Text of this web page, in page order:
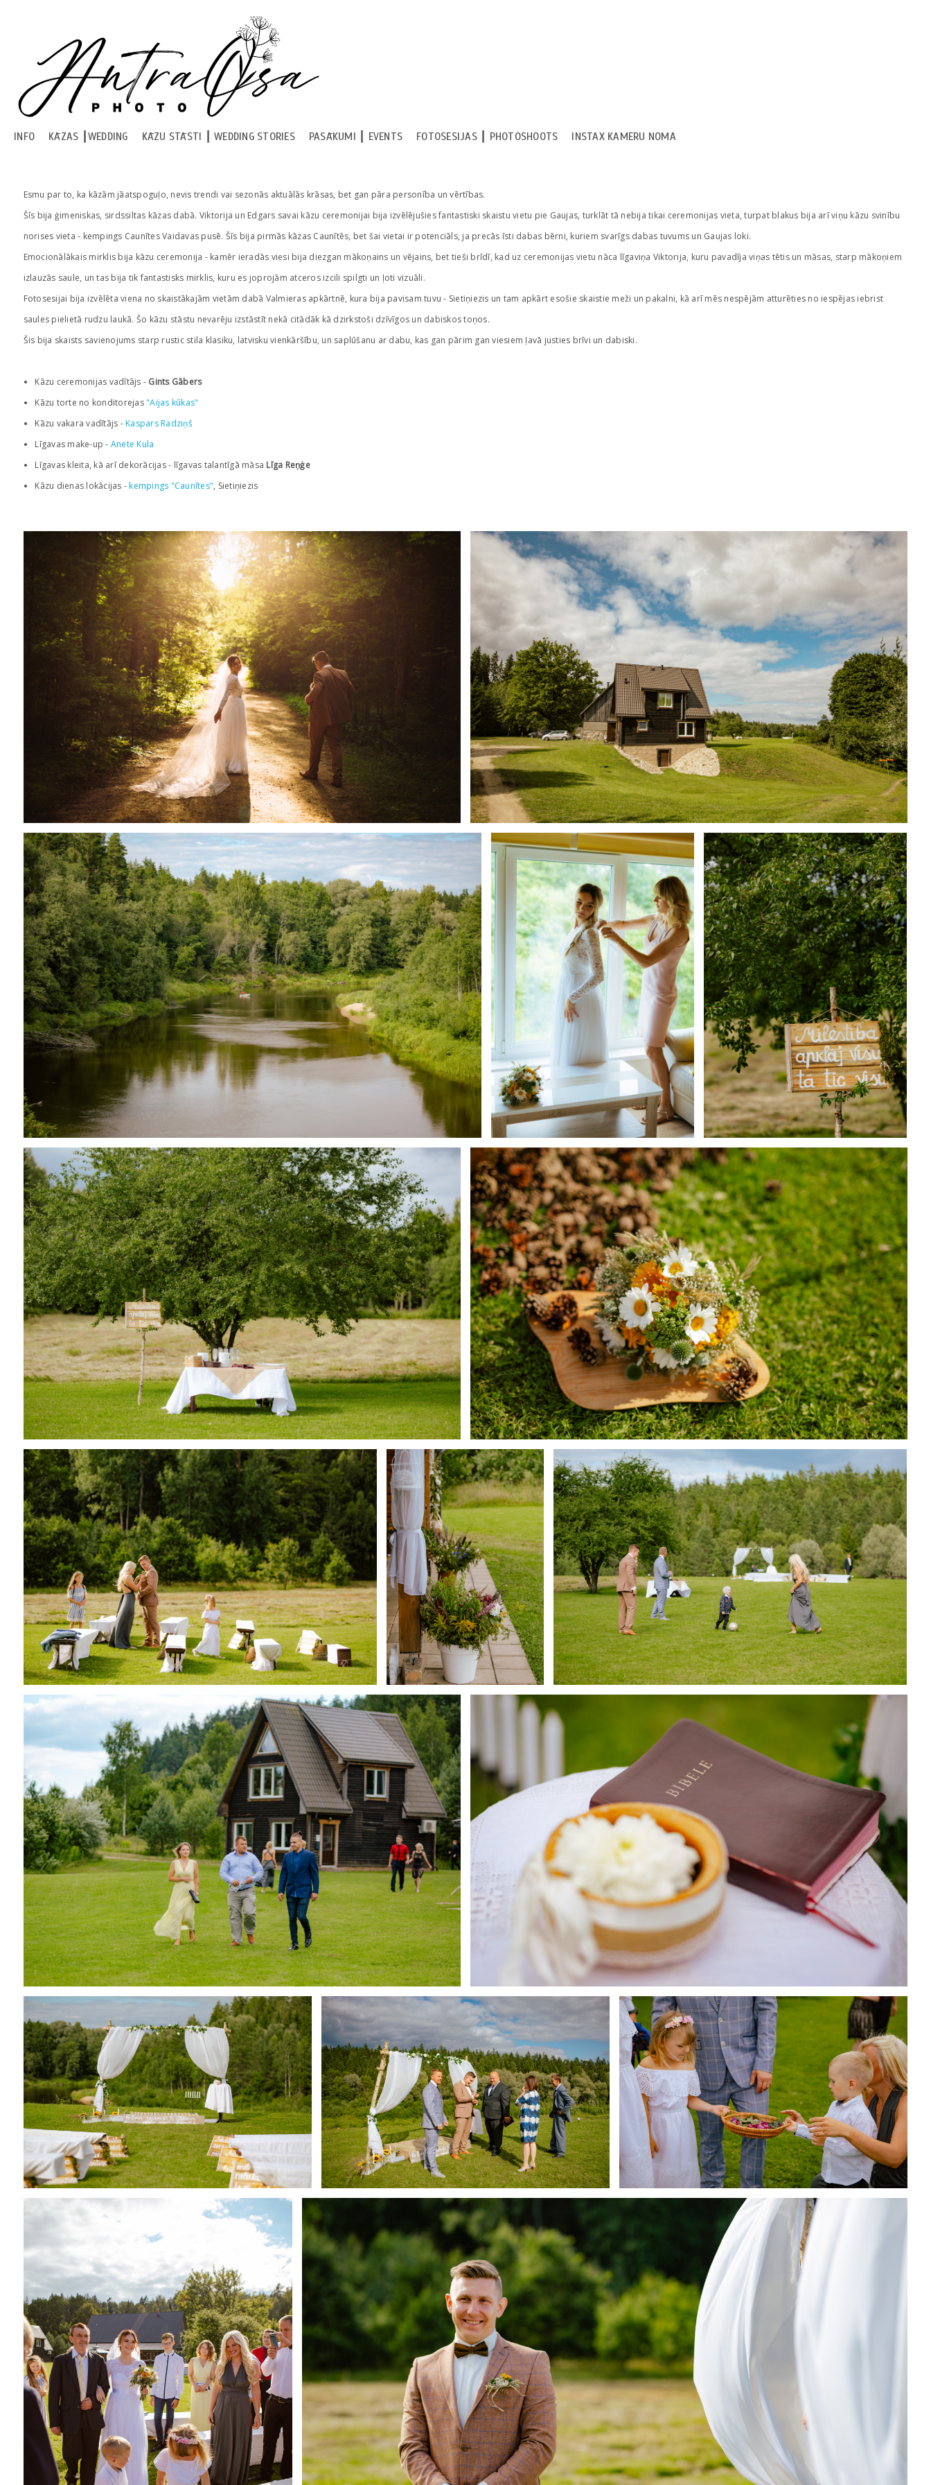
INFO KĀZAS ┃WEDDING KĀZU STĀSTI ┃ WEDDING STORIES PASĀKUMI ┃ EVENTS FOTOSESIJAS ┃ PHOTOSHOOTS INSTAX KAMERU NOMA
Esmu par to, ka kāzām jāatspoguļo, nevis trendi vai sezonās aktuālās krāsas, bet gan pāra personība un vērtības.
Šīs bija ģimeniskas, sirdssiltas kāzas dabā. Viktorija un Edgars savai kāzu ceremonijai bija izvēlējušies fantastiski skaistu vietu pie Gaujas, turklāt tā nebija tikai ceremonijas vieta, turpat blakus bija arī viņu kāzu svinību
norises vieta - kempings Caunītes Vaidavas pusē. Šīs bija pirmās kāzas Caunītēs, bet šai vietai ir potenciāls, ja precās īsti dabas bērni, kuriem svarīgs dabas tuvums un Gaujas loki.
Emocionālākais mirklis bija kāzu ceremonija - kamēr ieradās viesi bija diezgan mākoņains un vējains, bet tieši brīdī, kad uz ceremonijas vietu nāca līgaviņa Viktorija, kuru pavadīja viņas tētis un māsas, starp mākoņiem
izlauzās saule, un tas bija tik fantastisks mirklis, kuru es joprojām atceros izcili spilgti un ļoti vizuāli.
Fotosesijai bija izvēlēta viena no skaistākajām vietām dabā Valmieras apkārtnē, kura bija pavisam tuvu - Sietiņiezis un tam apkārt esošie skaistie meži un pakalni, kā arī mēs nespējām atturēties no iespējas iebrist
saules pielietā rudzu laukā. Šo kāzu stāstu nevarēju izstāstīt nekā citādāk kā dzirkstoši dzīvīgos un dabiskos toņos.
Šis bija skaists savienojums starp rustic stila klasiku, latvisku vienkāršību, un saplūšanu ar dabu, kas gan pārim gan viesiem ļavā justies brīvi un dabiski.
Kāzu ceremonijas vadītājs - Gints Gābers
Kāzu torte no konditorejas "Aijas kūkas"
Kāzu vakara vadītājs - Kaspars Radziņš
Līgavas make-up - Anete Kula
Līgavas kleita, kā arī dekorācijas - līgavas talantīgā māsa Līga Reņģe
Kāzu dienas lokācijas - kempings "Caunītes", Sietiņiezis